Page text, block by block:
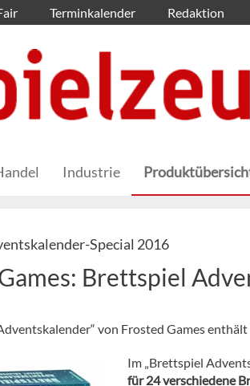
Terminkalender Redaktion
Industrie
Special 2016
Brettspiel
von Frosted Games
Im „Brettspiel
für 24 verschiedene